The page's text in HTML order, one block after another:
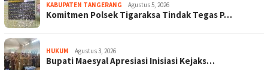
KABUPATEN TANGERANG Agustus 5, 2026
Komitmen Polsek Tigaraksa Tindak Tegas P…
HUKUM Agustus 3, 2026
Bupati Maesyal Apresiasi Inisiasi Kejaks…